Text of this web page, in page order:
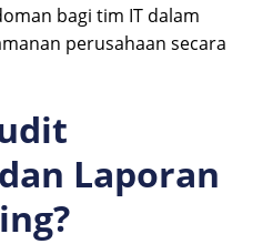
bagi tim IT dalam
perusahaan secara
Laporan